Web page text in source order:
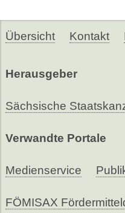
Übersicht Kontakt
Herausgeber
Sächsische
Verwandte Portale
Medienservice
FÖMISAX